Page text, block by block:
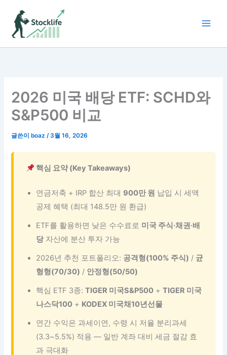
2026 미국 배당 ETF: SCHD와
S&P500 비교
글쓴이 boaz/3월 16, 2026
핵심 요약 (Key Takeaways)
연금저축 + IRP 합산 최대 900만 원 납입 시 세액
공제 혜택 (최대 148.5만 원 환급)
ETF를 활용하면 낮은 수수료로 미국 주식·채권·배
당자산에 분산 투자 가능
2026년 추천 포트폴리오: 공격형(100% 주식) / 균
형형(70/30) / 안정형(50/50)
핵심 ETF 3종:TIGER 미국S&P500 +TIGER 미국
나스닥100 + KODEX 미국채10년선물
연간 수익은 과세이연, 수령 시 저율 분리과세
(3.3~5.5%) 적용 — 일반 계좌 대비 세금 절감 효
과 극대화